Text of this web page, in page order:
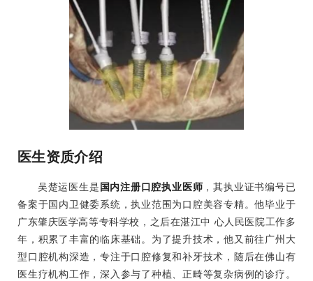
医生资质介绍
吴楚运医生是 国内注册口腔执业医师 ，其执业证书编号已
备案于国内卫健委系统，执业范围为口腔美容专精。他毕业于
广东肇庆医学高等专科学校，之后在湛江中 心人民医院工作多
年，积累了丰富的临床基础。为了提升技术，他又前往广州大
型口腔机构深造，专注于口腔修复和补牙技术，随后在佛山有
医生疗机构工作，深入参与了种植、正畸等复杂病例的诊疗。